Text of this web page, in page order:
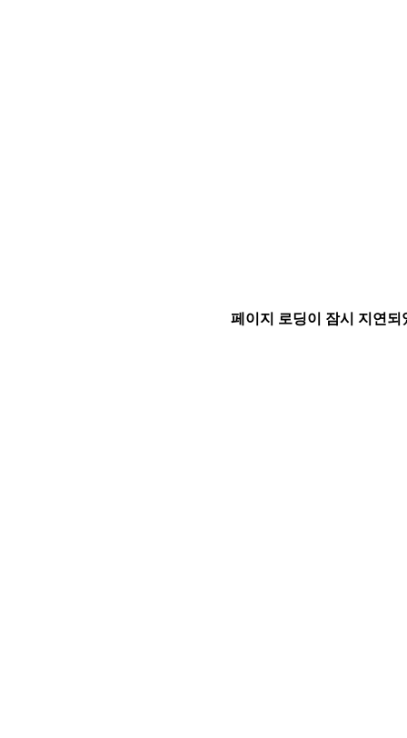
페이지 로딩이 잠시 지연